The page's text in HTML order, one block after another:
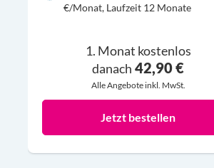
€/Monat, Laufzeit 12 Monate
1. Monat kostenlos
danach 42,90 €
Alle Angebote inkl. MwSt.
Jetzt bestellen